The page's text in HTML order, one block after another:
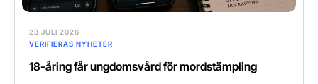
23 JULI 2026
VERIFIERAS NYHETER
18-åring får ungdomsvård för mordstämpling